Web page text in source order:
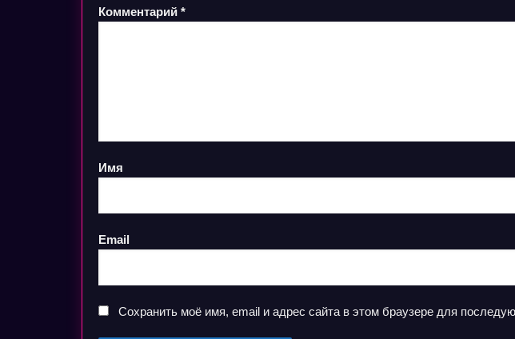
Комментарий *
Имя
Email
Сохранить моё имя, email и адрес сайта в этом браузере для